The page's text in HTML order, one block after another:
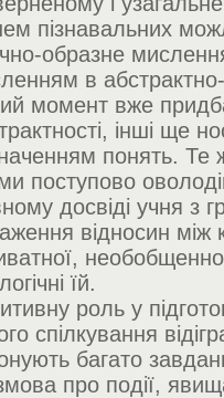
пізнавальних
образне
в
момент вже
інші ще
понять. Те
поступово
досвіді учня з
відносин
їй.
роль у
спілкування
багато
про події,